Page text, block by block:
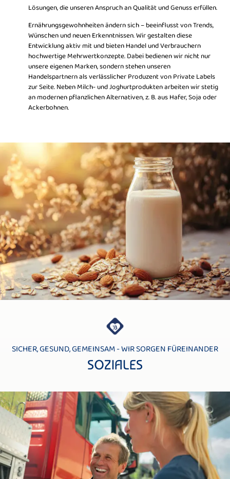
Lösungen, die unseren Anspruch an Qualität und Genuss erfüllen.
Ernährungsgewohnheiten ändern sich – beeinflusst von Trends,
Wünschen und neuen Erkenntnissen. Wir gestalten diese
Entwicklung aktiv mit und bieten Handel und Verbrauchern
hochwertige Mehrwertkonzepte. Dabei bedienen wir nicht nur
unsere eigenen Marken, sondern stehen unseren
Handelspartnern als verlässlicher Produzent von Private Labels
zur Seite. Neben Milch- und Joghurtprodukten arbeiten wir stetig
an modernen pflanzlichen Alternativen, z. B. aus Hafer, Soja oder
Ackerbohnen.
SICHER, GESUND, GEMEINSAM - WIR SORGEN FÜREINANDER
SOZIALES